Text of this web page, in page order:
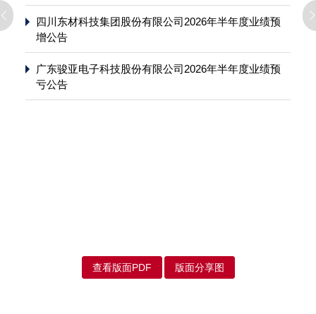
四川东材科技集团股份有限公司2026年半年度业绩预
增公告
广东骏亚电子科技股份有限公司2026年半年度业绩预
亏公告
查看版面PDF 版面分享图